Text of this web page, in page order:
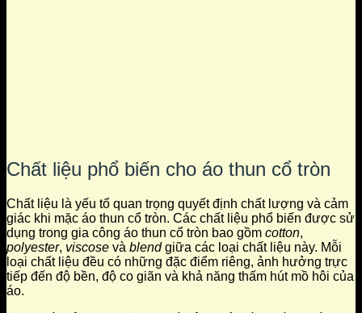
Chất liệu phổ biến cho áo thun cổ tròn
Chất liệu là yếu tố quan trọng quyết định chất lượng và cảm
giác khi mặc áo thun cổ tròn. Các chất liệu phổ biến được sử
dụng trong gia công áo thun cổ tròn bao gồm cotton,
polyester, viscose và blendgiữa các loại chất liệu này. Mỗi
loại chất liệu đều có những đặc điểm riêng, ảnh hưởng trực
tiếp đến độ bền, độ co giãn và khả năng thấm hút mồ hôi của
áo.